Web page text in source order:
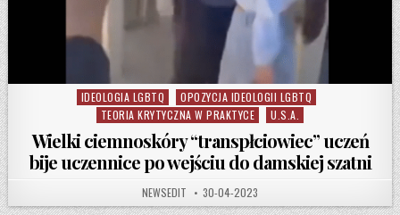
Posted in
IDEOLOGIA LGBTQ
OPOZYCJA IDEOLOGII LGBTQ
TEORIA KRYTYCZNA W PRAKTYCE
U.S.A.
Wielki ciemnoskóry “transpłciowiec” uczeń
bije uczennice po wejściu do damskiej szatni
AUTHOR:
NEWSEDIT PUBLISHED DATE:
30-04-2023